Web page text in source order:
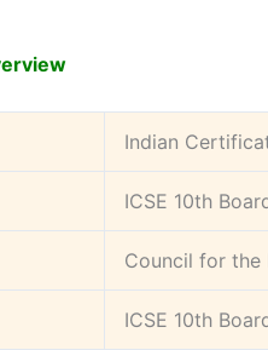
Indian
ICSE 10th
Council for the
ICSE 10th